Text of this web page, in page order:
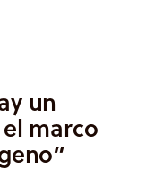
un
marco